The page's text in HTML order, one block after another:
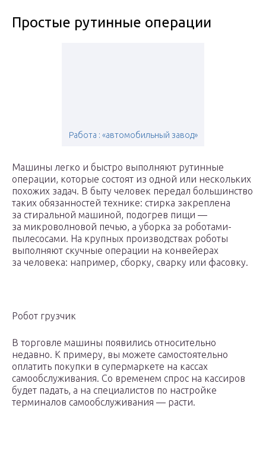
Простые рутинные операции
Работа : «автомобильный завод»
Машины легко и быстро выполняют рутинные
операции, которые состоят из одной или нескольких
похожих задач. В быту человек передал большинство
таких обязанностей технике: стирка закреплена
за стиральной машиной, подогрев пищи —
за микроволновой печью, а уборка за роботами-
пылесосами. На крупных производствах роботы
выполняют скучные операции на конвейерах
за человека: например, сборку, сварку или фасовку.
Робот грузчик
В торговле машины появились относительно
недавно. К примеру, вы можете самостоятельно
оплатить покупки в супермаркете на кассах
самообслуживания. Со временем спрос на кассиров
будет падать, а на специалистов по настройке
терминалов самообслуживания — расти.